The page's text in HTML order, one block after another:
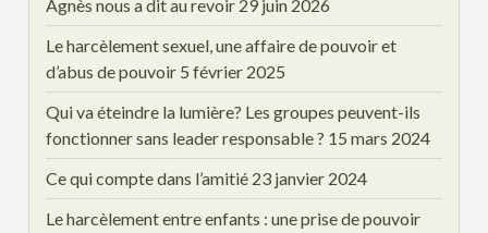
Agnès nous a dit au revoir 29 juin 2026
Le harcèlement sexuel, une affaire de pouvoir et
d’abus de pouvoir 5 février 2025
Qui va éteindre la lumière? Les groupes peuvent-ils
fonctionner sans leader responsable ? 15 mars 2024
Ce qui compte dans l’amitié 23 janvier 2024
Le harcèlement entre enfants : une prise de pouvoir